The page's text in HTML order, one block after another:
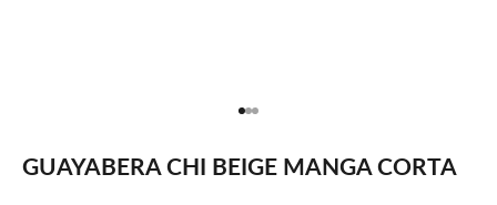
Ir al artículo 1
Ir al artículo 2
Ir al artículo 3
GUAYABERA CHI BEIGE MANGA CORTA